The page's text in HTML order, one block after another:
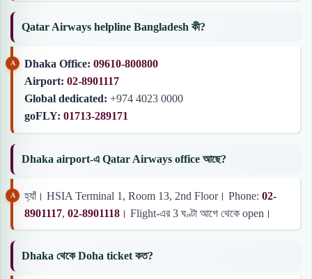
Qatar Airways helpline Bangladesh কী?
Dhaka Office: 09610-800800
Airport: 02-8901117
Global dedicated: +974 4023 0000
goFLY: 01713-289171
Dhaka airport-এ Qatar Airways office আছে?
হ্যাঁ। HSIA Terminal 1, Room 13, 2nd Floor। Phone: 02-
8901117, 02-8901118 । Flight-এর 3 ঘণ্টা আগে থেকে open।
Dhaka থেকে Doha ticket কত?